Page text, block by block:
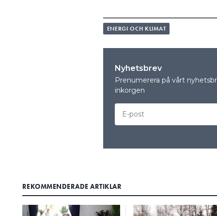
ENERGI OCH KLIMAT
Nyhetsbrev
Prenumerera på vårt
inkorgen
REKOMMENDERADE ARTIKLAR